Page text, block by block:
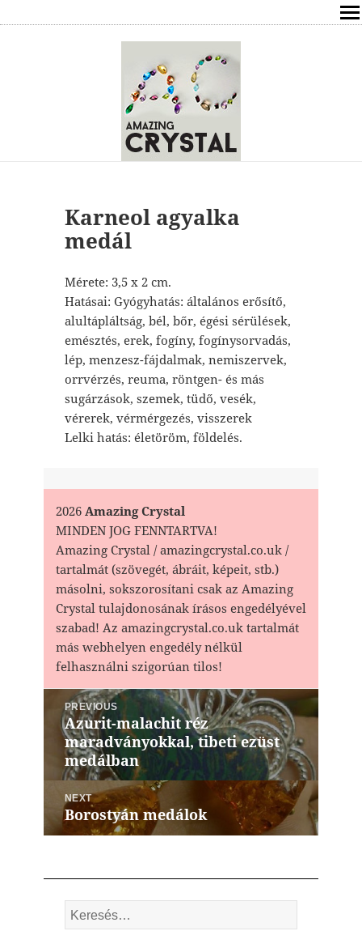
ÍRÁSOK
ÁSVÁNYOK HATÁSAI
ELÉRHETŐSÉG
ONLINE GYÓGYÍTÁS,TANÁCSADÁS
FREE
VÁSÁRLÁS / KOSÁR
Karneol agyalka
medál
Mérete: 3,5 x 2 cm.
Hatásai: Gyógyhatás: általános erősítő,
alultápláltság, bél, bőr, égési sérülések,
emésztés, erek, fogíny, fogínysorvadás,
lép, menzesz-fájdalmak, nemiszervek,
orrvérzés, reuma, röntgen- és más
sugárzások, szemek, tüdő, vesék,
vérerek, vérmérgezés, visszerek
Lelki hatás: életöröm, földelés.
2026Amazing Crystal
MINDEN JOG FENNTARTVA!
Amazing Crystal / amazingcrystal.co.uk /
tartalmát (szövegét, ábráit, képeit, stb.)
másolni, sokszorosítani csak az Amazing
Crystal tulajdonosának írásos engedélyével
szabad! Az amazingcrystal.co.uk tartalmát
más webhelyen engedély nélkül
felhasználni szigorúan tilos!
Bejegyzés
navigáció
PREVIOUS
Previous
post:
Azurit-malachit réz
maradványokkal, tibeti ezüst
medálban
NEXT
Next
post:
Borostyán medálok
Keresés: